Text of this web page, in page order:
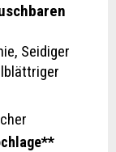
Seidiger